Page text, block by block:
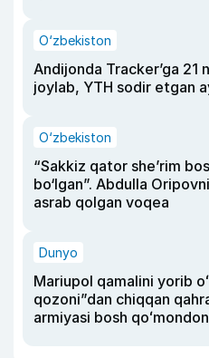
O‘zbekiston
Andijonda Tracker’ga 21
joylab, YTH sodir etgan
O‘zbekiston
“Sakkiz qator she’rim
bo‘lgan”. Abdulla
asrab qolgan voqea
Dunyo
Mariupol qamalini yorib
qozoni”dan chiqqan
armiyasi bosh